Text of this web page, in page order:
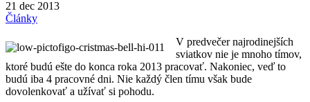
21 dec 2013
Články
V predvečer najrodinejších
sviatkov nie je mnoho tímov,
ktoré budú ešte do konca roka 2013 pracovať. Nakoniec, veď to
budú iba 4 pracovné dni. Nie každý člen tímu však bude
dovolenkovať a užívať si pohodu.